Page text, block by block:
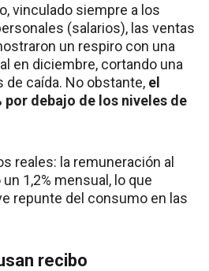
vinculado siempre a los
(salarios), las ventas
un respiro con una
en diciembre, cortando una
caída. No obstante, el
por debajo de los niveles de
reales: la remuneración al
1,2% mensual, lo que
repunte del consumo en las
recibo